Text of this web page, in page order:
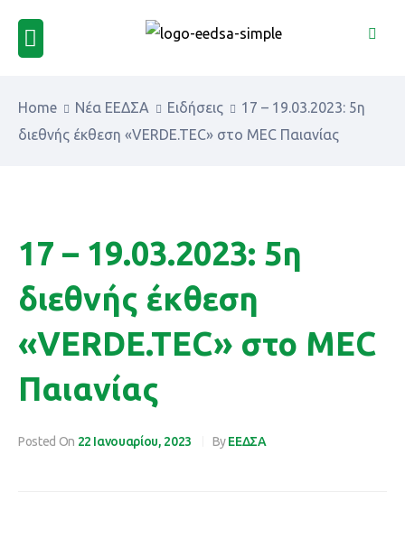
Home Νέα ΕΕΔΣΑ Ειδήσεις
17 – 19.03.2023: 5η
διεθνής έκθεση «VERDE.TEC» στο MEC Παιανίας
Posted On 22 Ιανουαρίου, 2023 ByΕΕΔΣΑ
17 – 19.03.2023: 5η
διεθνής έκθεση
«VERDE.TEC» στο MEC
Παιανίας